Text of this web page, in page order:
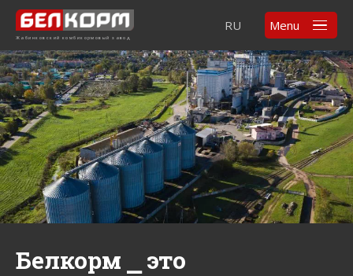
Жабинковский комбикормовый завод
RU Menu
Белкорм ⎯ это